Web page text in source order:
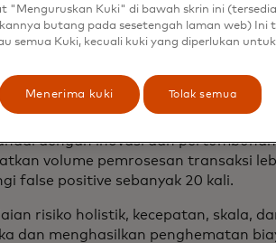
prosesor pembayaran
risiko pedagang dan anti-
upaya untuk menggantikan solusi
dengan inovasi dan
volume pemrosesan transaksi
false positive sebanyak 20 kali.
risiko holistik, kecepatan, skala,
dan menghasilkan penghematan
"Menguruskan Kuki" di bawah skrin ini
butang pada sesetengah laman web) Ini
semua Kuki, kecuali kuki yang diperlukan
Menerima kuki Tolak semua